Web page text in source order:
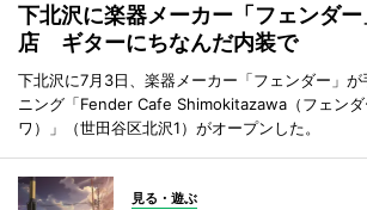
下北沢に楽器メーカー「フェンダ
店 ギターにちなんだ内装で
下北沢に7月3日、楽器メーカー「フェンダー」が
ニング「Fender Cafe Shimokitazawa（フェン
ワ）」（世田谷区北沢1）がオープンした。
見る・遊ぶ